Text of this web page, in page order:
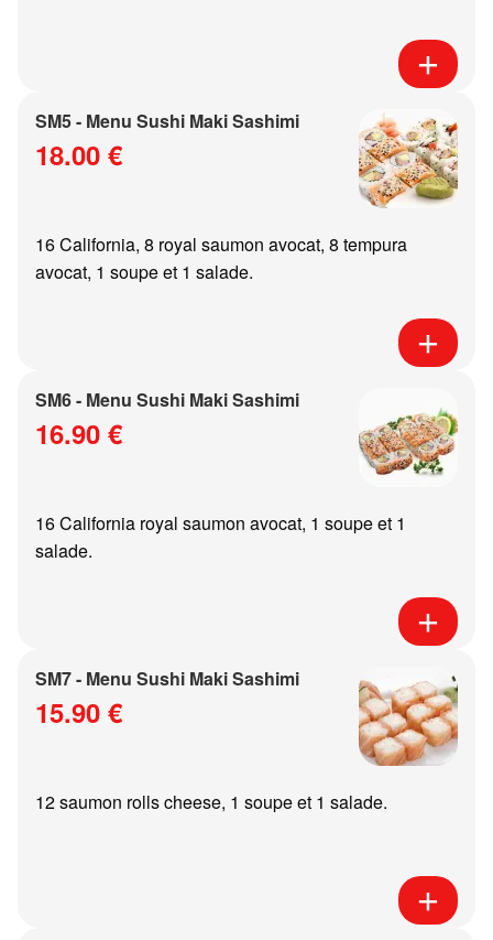
SM5 - Menu Sushi Maki Sashimi
18.00 €
16 California, 8 royal saumon avocat, 8 tempura
avocat, 1 soupe et 1 salade.
SM6 - Menu Sushi Maki Sashimi
16.90 €
16 California royal saumon avocat, 1 soupe et 1
salade.
SM7 - Menu Sushi Maki Sashimi
15.90 €
12 saumon rolls cheese, 1 soupe et 1 salade.